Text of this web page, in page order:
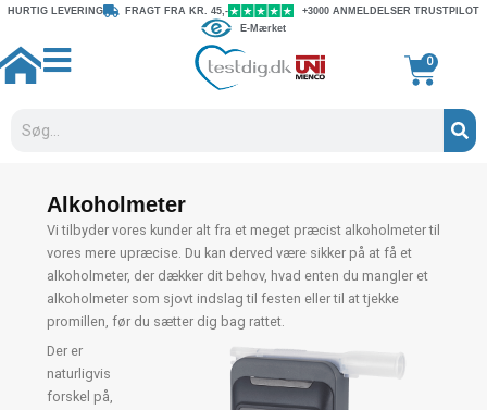
Gå
indholdet
HURTIG LEVERING FRAGT FRA KR. 45,-
+3000 ANMELDELSER TRUSTPILOT
E-Mærket
0
Kurv
Alkoholmeter
Vi tilbyder vores kunder alt fra et meget præcist alkoholmeter til
vores mere upræcise. Du kan derved være sikker på at få et
alkoholmeter, der dækker dit behov, hvad enten du mangler et
alkoholmeter som sjovt indslag til festen eller til at tjekke
promillen, før du sætter dig bag rattet.
Der er
naturligvis
forskel på,